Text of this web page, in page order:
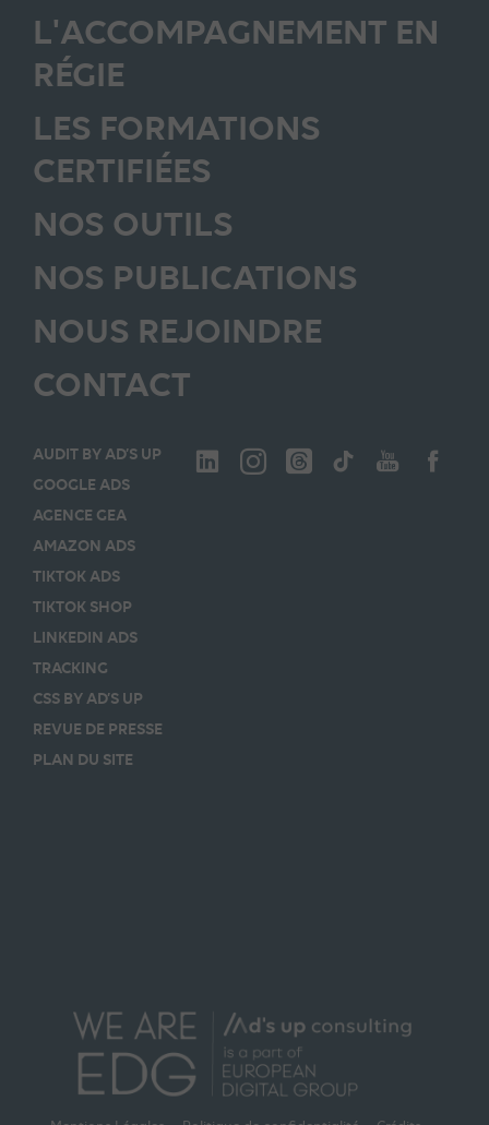
L'ACCOMPAGNEMENT EN
RÉGIE
LES FORMATIONS
CERTIFIÉES
NOS OUTILS
NOS PUBLICATIONS
NOUS REJOINDRE
CONTACT
AUDIT BY AD’S UP
GOOGLE ADS
AGENCE GEA
AMAZON ADS
TIKTOK ADS
TIKTOK SHOP
LINKEDIN ADS
TRACKING
CSS BY AD’S UP
REVUE DE PRESSE
PLAN DU SITE